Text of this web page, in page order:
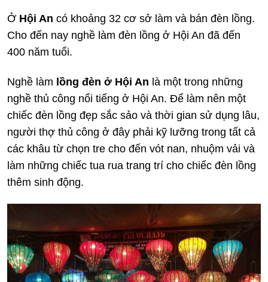
Ở Hội An có khoảng 32 cơ sở làm và bán đèn lồng.
Cho đến nay nghề làm đèn lồng ở Hội An đã đến
400 năm tuổi.
Nghề làm lồng đèn ở Hội An là một trong những
nghề thủ công nổi tiếng ở Hội An. Để làm nên một
chiếc đèn lồng đẹp sắc sảo và thời gian sử dụng lâu,
người thợ thủ công ở đây phải kỹ lưỡng trong tất cả
các khâu từ chọn tre cho đến vót nan, nhuộm vải và
làm những chiếc tua rua trang trí cho chiếc đèn lồng
thêm sinh động.